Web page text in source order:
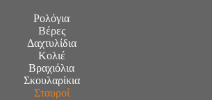
Ρολόγια
Βέρες
Δαχτυλίδια
Κολιέ
Βραχιόλια
Σκουλαρίκια
Σταυροί